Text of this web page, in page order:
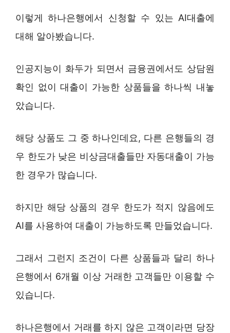
이렇게 하나은행에서 신청할 수 있는 AI대출에
대해 알아봤습니다.
인공지능이 화두가 되면서 금융권에서도 상담원
확인 없이 대출이 가능한 상품들을 하나씩 내놓
았습니다.
해당 상품도 그 중 하나인데요, 다른 은행들의 경
우 한도가 낮은 비상금대출들만 자동대출이 가능
한 경우가 많습니다.
하지만 해당 상품의 경우 한도가 적지 않음에도
AI를 사용하여 대출이 가능하도록 만들었습니다.
그래서 그런지 조건이 다른 상품들과 달리 하나
은행에서 6개월 이상 거래한 고객들만 이용할 수
있습니다.
하나은행에서 거래를 하지 않은 고객이라면 당장